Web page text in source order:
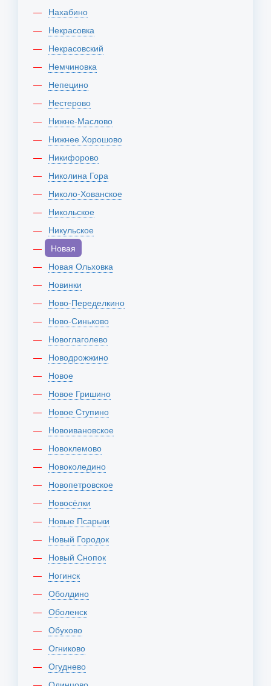
Нахабино
Некрасовка
Некрасовский
Немчиновка
Непецино
Нестерово
Нижне-Маслово
Нижнее Хорошово
Никифорово
Николина Гора
Николо-Хованское
Никольское
Никульское
Новая
Новая Ольховка
Новинки
Ново-Переделкино
Ново-Синьково
Новоглаголево
Новодрожжино
Новое
Новое Гришино
Новое Ступино
Новоивановское
Новоклемово
Новоколедино
Новопетровское
Новосёлки
Новые Псарьки
Новый Городок
Новый Снопок
Ногинск
Оболдино
Оболенск
Обухово
Огниково
Огуднево